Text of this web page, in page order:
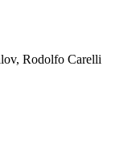
Rodolfo Carelli